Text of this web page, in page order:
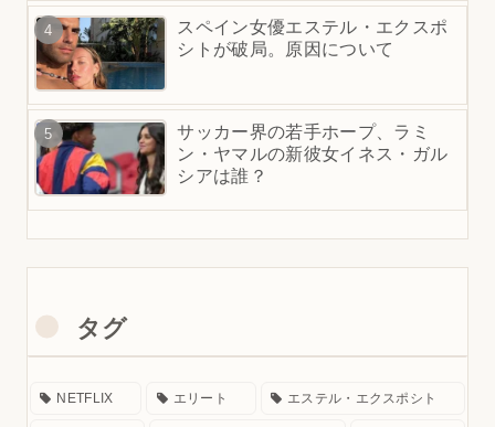
スペイン女優エステル・エクスポ
シトが破局。原因について
サッカー界の若手ホープ、ラミ
ン・ヤマルの新彼女イネス・ガル
シアは誰？
タグ
NETFLIX エリート エステル・エクスポシト